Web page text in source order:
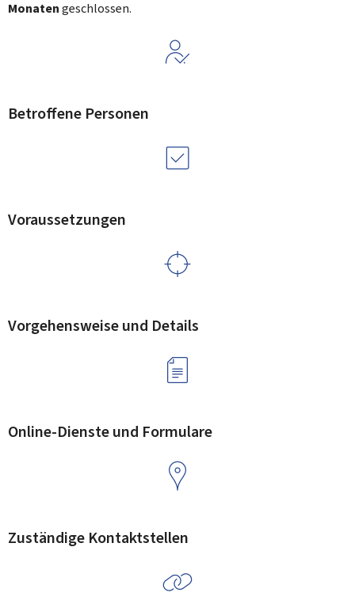
Monatengeschlossen.
Betroffene Personen
Voraussetzungen
Vorgehensweise und Details
Online-Dienste und Formulare
Zuständige Kontaktstellen